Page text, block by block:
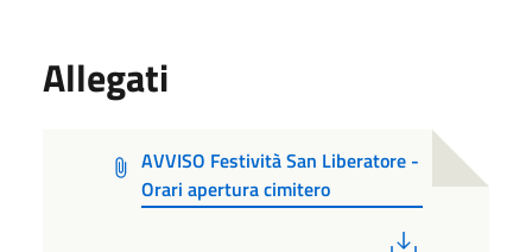
Allegati
AVVISO Festività San Liberatore -
Orari apertura cimitero